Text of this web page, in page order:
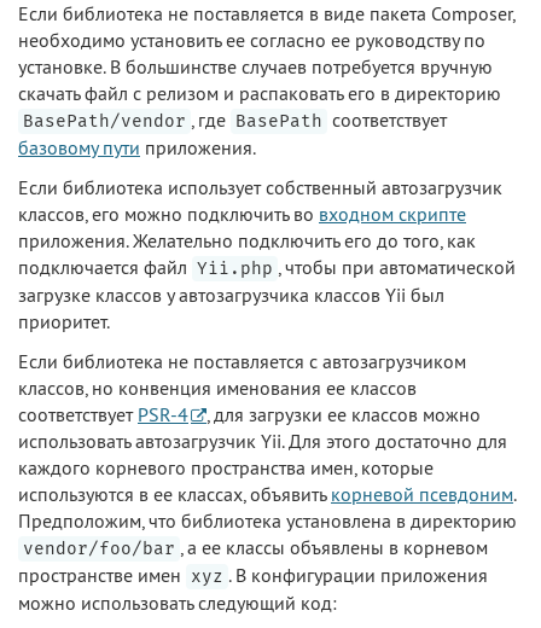
Если библиотека не поставляется в виде пакета Composer,
необходимо установить ее согласно ее руководству по
установке. В большинстве случаев потребуется вручную
скачать файл с релизом и распаковать его в директорию
BasePath/vendor , где BasePath соответствует
базовому пути приложения.
Если библиотека использует собственный автозагрузчик
классов, его можно подключить во входном скрипте
приложения. Желательно подключить его до того, как
подключается файл Yii.php , чтобы при автоматической
загрузке классов у автозагрузчика классов Yii был
приоритет.
Если библиотека не поставляется с автозагрузчиком
классов, но конвенция именования ее классов
соответствует PSR-4
, для загрузки ее классов можно
использовать автозагрузчик Yii. Для этого достаточно для
каждого корневого пространства имен, которые
используются в ее классах, объявить корневой псевдоним.
Предположим, что библиотека установлена в директорию
vendor/foo/bar , а ее классы объявлены в корневом
пространстве имен xyz . В конфигурации приложения
можно использовать следующий код: